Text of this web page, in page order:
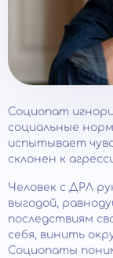
Социопат
социальные
испытывает
склонен к
Человек с ДРЛ
выгодой,
последствиям
себя, винить
Социопаты